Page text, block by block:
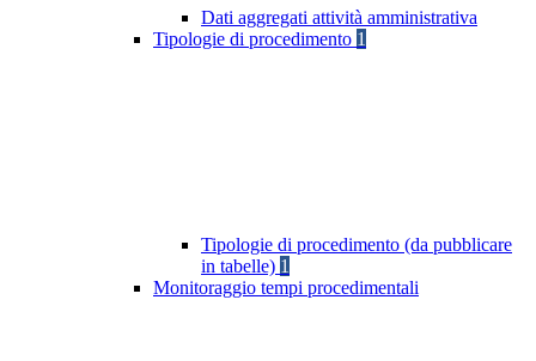
Dati aggregati attività amministrativa
Tipologie di procedimento 1
Tipologie di procedimento (da pubblicare
in tabelle) 1
Monitoraggio tempi procedimentali